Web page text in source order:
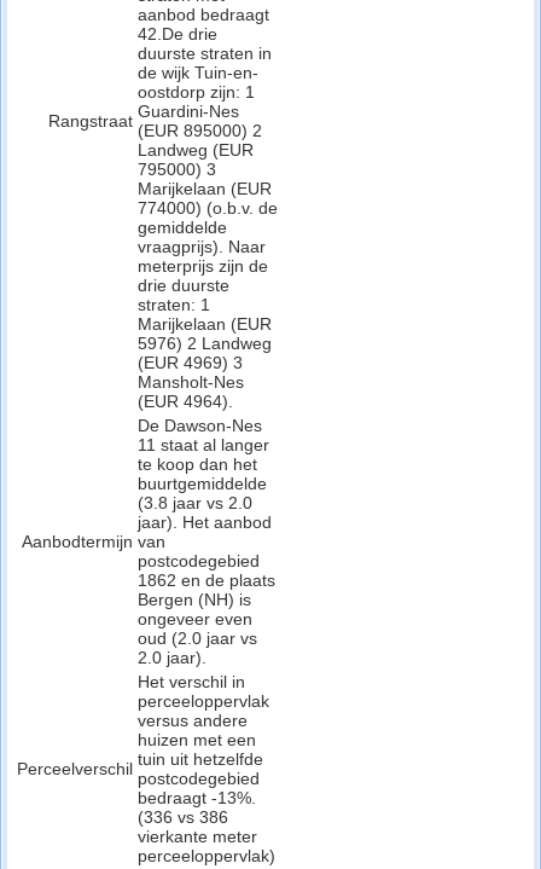
Rangstraat
aanbod bedraagt
42.De drie
duurste straten in
de wijk Tuin-en-
oostdorp zijn: 1
Guardini-Nes
(EUR 895000) 2
Landweg (EUR
795000) 3
Marijkelaan (EUR
774000) (o.b.v. de
gemiddelde
vraagprijs). Naar
meterprijs zijn de
drie duurste
straten: 1
Marijkelaan (EUR
5976) 2 Landweg
(EUR 4969) 3
Mansholt-Nes
(EUR 4964).
Aanbodtermijn
De Dawson-Nes
11 staat al langer
te koop dan het
buurtgemiddelde
(3.8 jaar vs 2.0
jaar). Het aanbod
van
postcodegebied
1862 en de plaats
Bergen (NH) is
ongeveer even
oud (2.0 jaar vs
2.0 jaar).
Perceelverschil
Het verschil in
perceeloppervlak
versus andere
huizen met een
tuin uit hetzelfde
postcodegebied
bedraagt -13%.
(336 vs 386
vierkante meter
perceeloppervlak)